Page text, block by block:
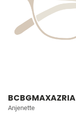
BCBGMAXAZRIA
Anjenette